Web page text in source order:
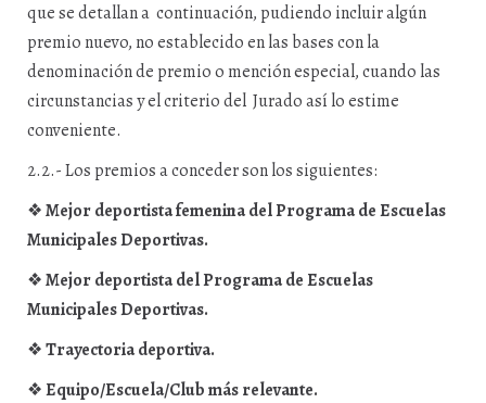
que se detallan a continuación, pudiendo incluir algún
premio nuevo, no establecido en las bases con la
denominación de premio o mención especial, cuando las
circunstancias y el criterio del Jurado así lo estime
conveniente.
2.2.- Los premios a conceder son los siguientes:
❖Mejor deportista femenina del Programa de Escuelas
Municipales Deportivas.
❖Mejor deportista del Programa de Escuelas
Municipales Deportivas.
❖Trayectoria deportiva.
❖Equipo/Escuela/Club más relevante.